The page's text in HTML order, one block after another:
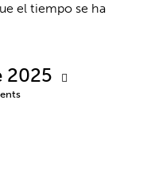
el tiempo se ha
2025